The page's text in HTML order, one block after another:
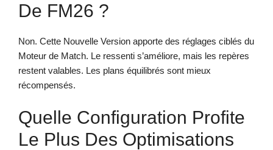
De FM26 ?
Non. Cette Nouvelle Version apporte des réglages ciblés du
Moteur de Match. Le ressenti s’améliore, mais les repères
restent valables. Les plans équilibrés sont mieux
récompensés.
Quelle Configuration Profite
Le Plus Des Optimisations